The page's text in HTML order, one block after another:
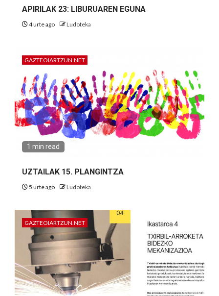
APIRILAK 23: LIBURUAREN EGUNA
4 urte ago Ludoteka
GAZTEOIARTZUN.NET
1 min read
UZTAILAK 15. PLANGINTZA
5 urte ago Ludoteka
GAZTEOIARTZUN.NET